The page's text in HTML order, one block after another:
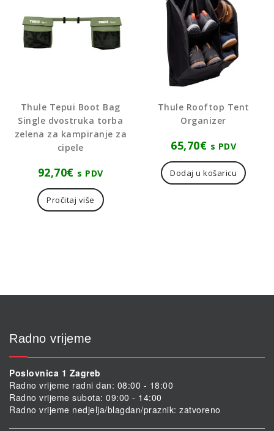
Thule Tepui Boot Bag
Single dvostruka torba
zelena za kampiranje za
cipele
92,70€ s PDV
Pročitaj više
Thule Rooftop Tent
Organizer
65,70€ s PDV
Dodaj u košaricu
Radno vrijeme
Poslovnica 1 Zagreb
Radno vrijeme radni dan: 08:00 - 18:00
Radno vrijeme subota: 09:00 - 14:00
Radno vrijeme nedjelja/blagdan/praznik: zatvoreno